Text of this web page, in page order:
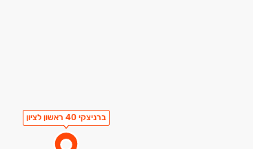
ברניצקי 40 ראשון לציון